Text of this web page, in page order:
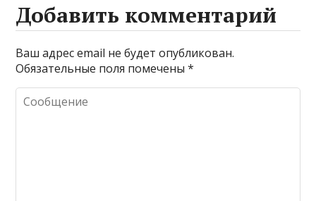
Добавить комментарий
Ваш адрес email не будет опубликован.
Обязательные поля помечены*